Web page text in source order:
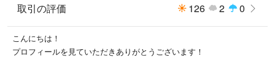
取引の評価 126 2 0
こんにちは！
プロフィールを見ていただきありがとうございます！